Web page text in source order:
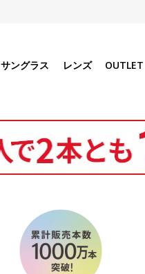
サングラス レンズ OUTLET